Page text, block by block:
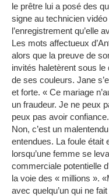
le prêtre lui a posé des
signe au technicien
l’enregistrement qu’elle
Les mots affectueux
alors que la preuve de
invités haletèrent sous le
de ses couleurs. Jane
et forte. « Ce mariage
un fraudeur. Je ne peux
peux pas avoir
Non, c’est un
entendues. La foule était
lorsqu’une femme se
commerciale potentielle
la voie des « millions ».
avec quelqu’un qui ne